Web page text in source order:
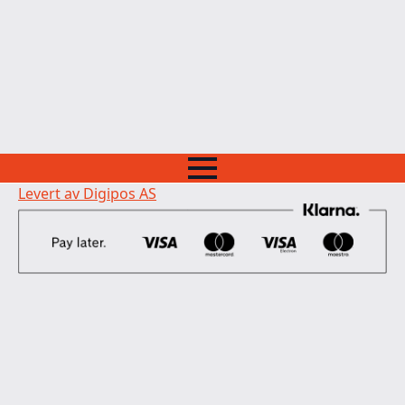
Levert av Digipos AS